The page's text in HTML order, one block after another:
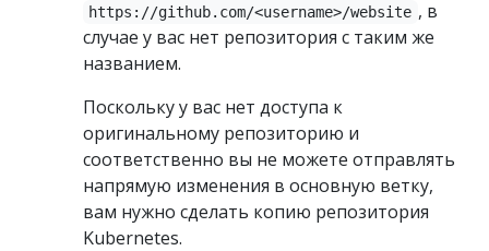
https://github.com/<username>/website , в
случае у вас нет репозитория с таким же
названием.
Поскольку у вас нет доступа к
оригинальному репозиторию и
соответственно вы не можете отправлять
напрямую изменения в основную ветку,
вам нужно сделать копию репозитория
Kubernetes.